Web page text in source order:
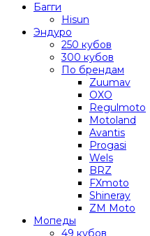
Багги
Hisun
Эндуро
250 кубов
300 кубов
По брендам
Zuumav
OXO
Regulmoto
Motoland
Avantis
Progasi
Wels
BRZ
FXmoto
Shineray
ZM Moto
Мопеды
49 кубов